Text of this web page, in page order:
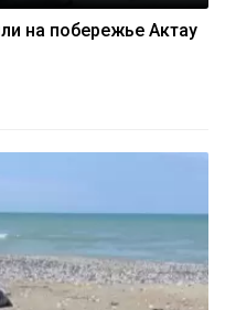
на побережье Актау